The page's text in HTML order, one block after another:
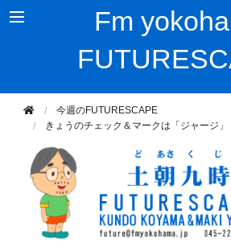
Fm
今週のFUTURESCAPE
きょうのチェック＆マークは「ジャージ」